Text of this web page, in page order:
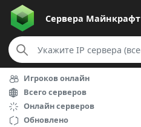
Сервера Майнкрафт
Игроков онлайн
Всего серверов
Онлайн серверов
Обновлено